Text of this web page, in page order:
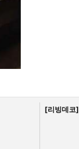
[리빙데코]